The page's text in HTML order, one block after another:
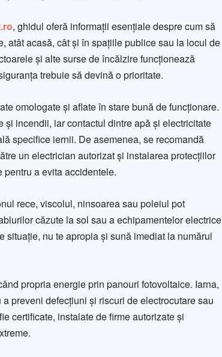
, ghidul oferă informații esențiale despre cum să
atât acasă, cât și în spațiile publice sau la locul de
și alte surse de încălzire funcționează
trebuie să devină o prioritate.
omologate și aflate în stare bună de funcționare.
incendii, iar contactul dintre apă și electricitate
specifice iernii. De asemenea, se recomandă
un electrician autorizat și instalarea protecțiilor
a evita accidentele.
rece, viscolul, ninsoarea sau poleiul pot
căzute la sol sau a echipamentelor electrice
situație, nu te apropia și sună imediat la numărul
propria energie prin panouri fotovoltaice. Iarna,
preveni defecțiuni și riscuri de electrocutare sau
certificate, instalate de firme autorizate și